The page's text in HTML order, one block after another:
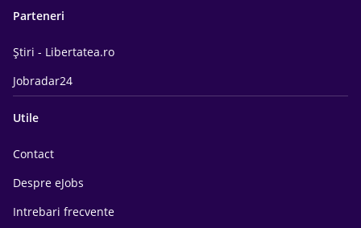
Parteneri
Știri - Libertatea.ro
Jobradar24
Utile
Contact
Despre eJobs
Intrebari frecvente